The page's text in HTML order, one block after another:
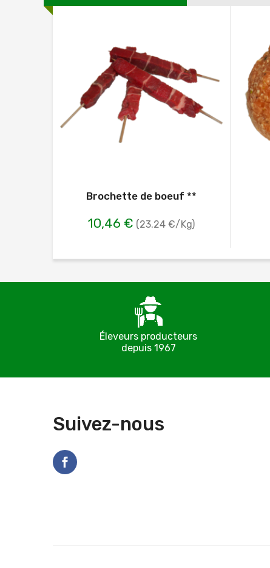
Brochette de boeuf **
10,46 € (23.24 €/Kg)
Éleveurs producteurs
depuis 1967
Suivez-nous